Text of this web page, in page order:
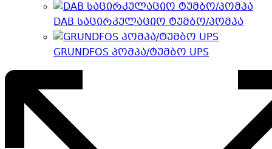
DAB საცირკულაციო ტუმბო/პომპა
GRUNDFOS პომპა/ტუმბო UPS